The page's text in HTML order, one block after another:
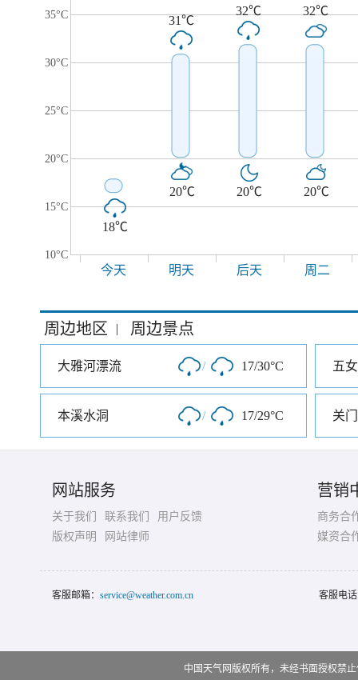
35°C
30°C
25°C
20°C
15°C
10°C
18℃
31℃
20℃
32℃
20℃
32℃
20℃
今天 明天 后天 周二
周边地区 | 周边景点
大雅河漂流 / 17/30°C 五
本溪水洞 / 17/29°C 关
网站服务
关于我们 联系我们
用户反馈
版权声明
网站律师
营销
商务合
媒资合
客服邮箱： service@weather.com.cn 客服电
中国天气网版权所有，未经书面授权